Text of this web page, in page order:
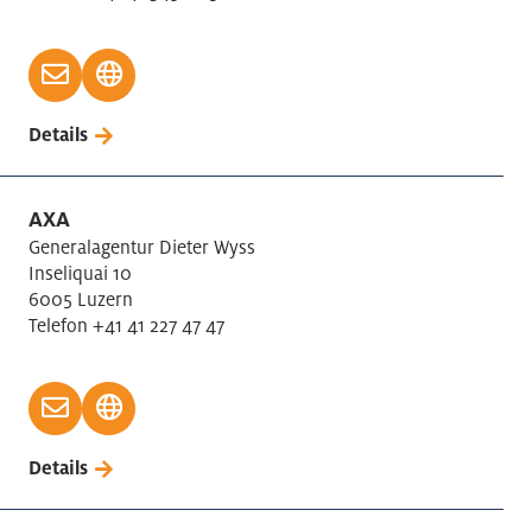
Details
AXA
Generalagentur Dieter Wyss
Inseliquai 10
6005 Luzern
Telefon +41 41 227 47 47
Details